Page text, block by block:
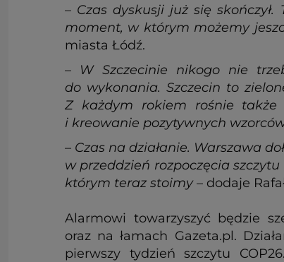
– Czas dyskusji już się
moment, w którym możemy
miasta Łódź.
– W Szczecinie nikogo nie
do wykonania. Szczecin to
Z każdym rokiem rośnie także
i kreowanie pozytywnych
– Czas na działanie. Warszawa
w przeddzień rozpoczęcia
którym teraz stoimy– dodaje
Alarmowi towarzyszyć będzie
oraz na łamach Gazeta.pl.
pierwszy tydzień szczytu